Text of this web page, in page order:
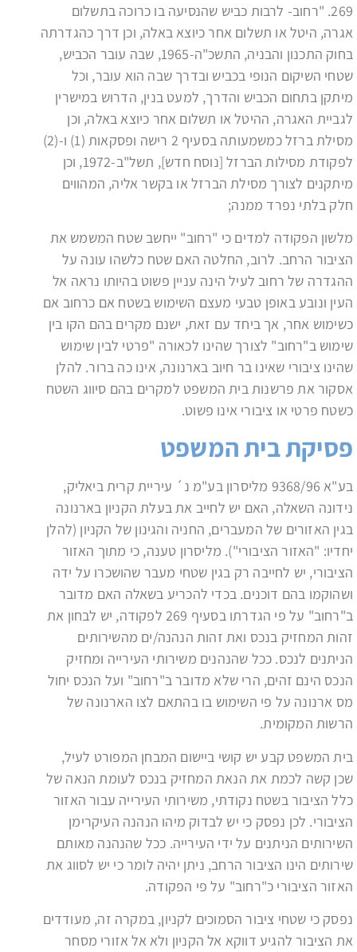
269. "רחוב- לרבות כביש שהנסיעה בו כרוכה בתשלום
אגרה, היטל או תשלום אחר כיוצא באלה, וכן דרך כהגדרתה
בחוק התכנון והבניה, התשכ"ה-1965, שבה עובר הכביש,
שטחי השיקום הנופי בכביש ובדרך שבה הוא עובר, וכל
מיתקן בתחום הכביש והדרך, למעט בנין, הדרוש במישרין
לגביית האגרה, ההיטל או תשלום אחר כיוצא באלה, וכן
מסילת ברזל כמשמעותה בסעיף 2 רישה ופסקאות (1) ו-(2)
לפקודת מסילות הברזל [נוסח חדש], תשל"ב-1972, וכן
מיתקנים לצורך מסילת הברזל או בקשר אליה, המהווים
חלק בלתי נפרד ממנה;
מלשון הפקודה למדים כי "רחוב" ייחשב שטח המשמש את
הציבור הרחב. לרוב, החלטה האם שטח כלשהו עונה על
ההגדרה של רחוב לעיל הינה עניין פשוט בהיותו נראה אל
העין ונובע באופן טבעי מעצם השימוש בשטח אם כרחוב אם
כשימוש אחר, אך ביחד עם זאת, ישנם מקרים בהם הקו בין
שימוש ב"רחוב" לצורך שהינו לכאורה "פרטי לבין שימוש
שהינו ציבורי שאינו בר חיוב בארנונה, אינו כה ברור. להלן
אסקור את פרשנות בית המשפט למקרים בהם סיווג השטח
כשטח פרטי או ציבורי אינו פשוט.
פסיקת בית המשפט
בע"א 9368/96 מליסרון בע"מ נ´ עיריית קרית ביאליק,
נידונה השאלה, האם יש לחייב את בעלת הקניון בארנונה
בגין האזורים של המעברים, החניה והגינון של הקניון (להלן
יחדיו: "האזור הציבורי"). מליסרון טענה, כי מתוך האזור
הציבורי, יש לחייבה רק בגין שטחי מעבר שהושכרו על ידה
ושהוקמו בהם דוכנים. בכדי להכריע בשאלה האם מדובר
ב"רחוב" על פי הגדרתו בסעיף 269 לפקודה, יש לבחון את
זהות המחזיק בנכס ואת זהות הנהנה/ים מהשירותים
הניתנים לנכס. ככל שהנהנים משירותי העירייה ומחזיק
הנכס הינם זהים, הרי שלא מדובר ב"רחוב" ועל הנכס יחול
מס ארנונה על פי השימוש בו בהתאם לצו הארנונה של
הרשות המקומית.
בית המשפט קבע יש קושי ביישום המבחן המפורט לעיל,
שכן קשה לכמת את הנאת המחזיק בנכס לעומת הנאה של
כלל הציבור בשטח נקודתי, משירותי העירייה עבור האזור
הציבורי. לכן נפסק כי יש לבדוק מיהו הנהנה העיקרימן
השירותים הניתנים על ידי העירייה. ככל שהנהנה מאותם
שירותים הינו הציבור הרחב, ניתן יהיה לומר כי יש לסווג את
האזור הציבורי כ"רחוב" על פי הפקודה.
נפסק כי שטחי ציבור הסמוכים לקניון, במקרה זה, מעודדים
את הציבור להגיע דווקא אל הקניון ולא אל אזורי מסחר